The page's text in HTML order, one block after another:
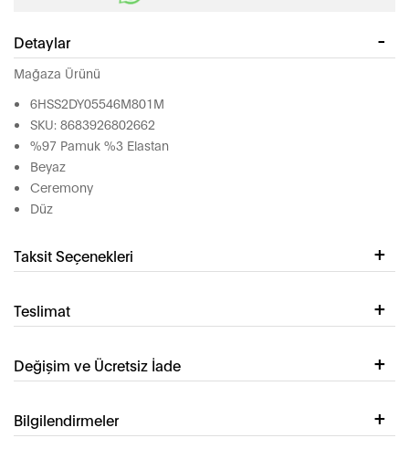
Detaylar
Mağaza Ürünü
6HSS2DY05546M801M
SKU: 8683926802662
%97 Pamuk %3 Elastan
Beyaz
Ceremony
Düz
Taksit Seçenekleri
Teslimat
Değişim ve Ücretsiz İade
Bilgilendirmeler